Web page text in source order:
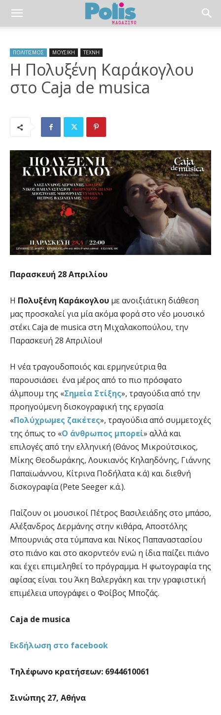
ΠΟΛΙΤΙΣΜΟΣ ΜΟΥΣΙΚΗ ΤΕΧΝΗ
Η Πολυξένη Καράκογλου
στο Caja de musica
Παρασκευή 28 Απριλίου
Η Πολυξένη Καράκογλου με ανοιξιάτικη διάθεση
μας προσκαλεί για μία ακόμα φορά στο νέο μουσικό
στέκι Caja de musica στη Μιχαλακοπούλου, την
Παρασκευή 28 Απριλίου!
Η νέα τραγουδοποιός και ερμηνεύτρια θα
παρουσιάσει ένα μέρος από το πιο πρόσφατο
άλμπουμ της «Σημεία Στίξης», τραγούδια από την
προηγούμενη δισκογραφική της εργασία
«Πολύχρωμες ζακέτες», τραγούδια από συμμετοχές
της όπως το «Ο άνθρωπος μπορεί» αλλά και
επιλογές από την ελληνική (Θάνος Μικρούτσικος,
Μίκης Θεοδωράκης, Λουκιανός Κηλαηδόνης, Γιάννης
Παπαϊωάννου, Κίτρινα Ποδήλατα κ.ά) και διεθνή
δισκογραφία (Pete Seeger κ.ά.).
Παίζουν οι μουσικοί Πέτρος Βασιλειάδης στο μπάσο,
Αλέξανδρος Δερμάνης στην κιθάρα, Αποστόλης
Μπουρνιάς στα τύμπανα και Νίκος Παπαναστασίου
στο πιάνο και στο ακορντεόν ενώ η ίδια παίζει πιάνο
και έχει επιμεληθεί το πρόγραμμα. Η φωτογραφία της
αφίσας είναι του Άκη Βαλεργάκη και την γραφιστική
επιμέλεια υπογράφει ο Φοίβος Μποζάς.
Caja de musica
Εκδήλωση στο facebook
Τηλέφωνο κρατήσεων: 6944610061
Σινώπης 27, Αθήνα